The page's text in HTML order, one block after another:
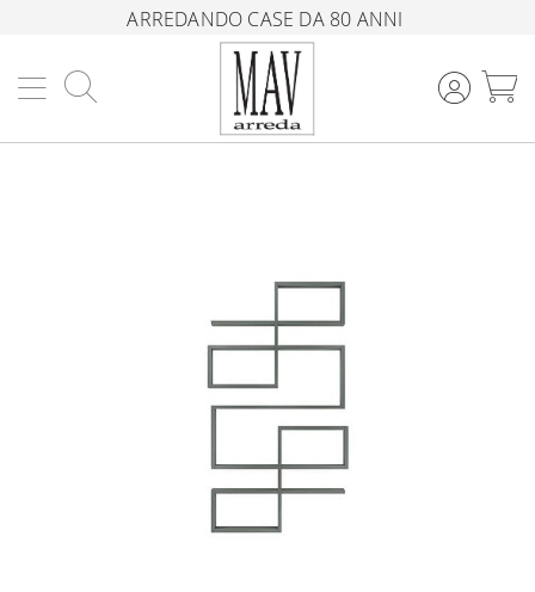
ARREDANDO CASE DA 80 ANNI